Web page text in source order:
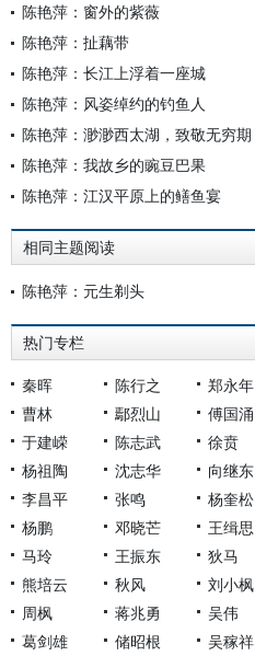
陈艳萍：窗外的紫薇
陈艳萍：扯藕带
陈艳萍：长江上浮着一座城
陈艳萍：风姿绰约的钓鱼人
陈艳萍：渺渺西太湖，致敬无穷期
陈艳萍：我故乡的豌豆巴果
陈艳萍：江汉平原上的鳝鱼宴
相同主题阅读
陈艳萍：元生剃头
热门专栏
秦晖 陈行之 郑永年
曹林
鄢烈山 傅国涌
于建嵘
陈志武 徐贲
杨祖陶
沈志华 向继东
李昌平
张鸣 杨奎松
杨鹏
邓晓芒 王缉思
马玲
王振东 狄马
熊培云
秋风 刘小枫
周枫
蒋兆勇 吴伟
葛剑雄
储昭根 吴稼祥